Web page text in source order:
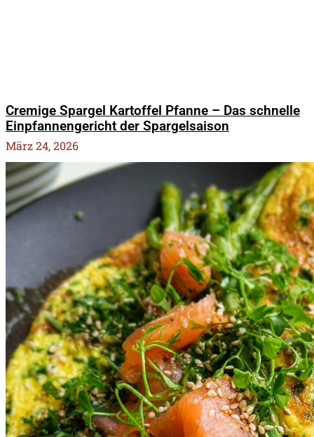
Cremige Spargel Kartoffel Pfanne – Das schnelle
Einpfannengericht der Spargelsaison
März 24, 2026